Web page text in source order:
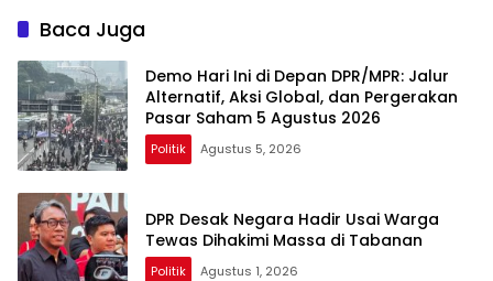
Baca Juga
Demo Hari Ini di Depan DPR/MPR: Jalur
Alternatif, Aksi Global, dan Pergerakan
Pasar Saham 5 Agustus 2026
Politik Agustus 5, 2026
DPR Desak Negara Hadir Usai Warga
Tewas Dihakimi Massa di Tabanan
Politik Agustus 1, 2026